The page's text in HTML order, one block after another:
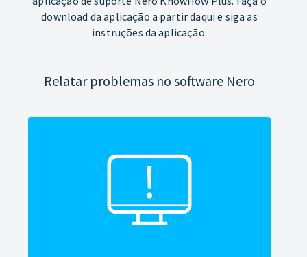
download da aplicação a partir daqui e siga as
instruções da aplicação.
Relatar problemas no software Nero